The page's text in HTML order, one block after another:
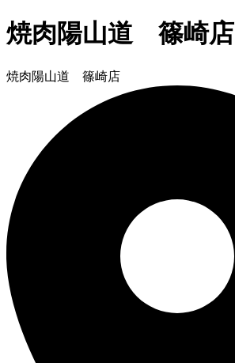
焼肉陽山道 篠崎店
焼肉陽山道 篠崎店